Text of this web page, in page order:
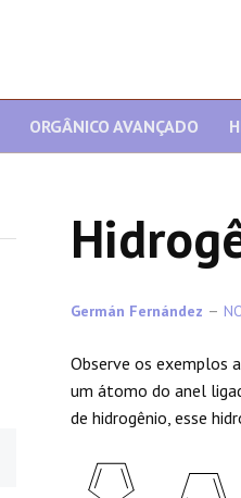
ORGÂNICO AVANÇADO
Germán Fernández
Observe os exemplos
um átomo do anel
de hidrogênio, esse